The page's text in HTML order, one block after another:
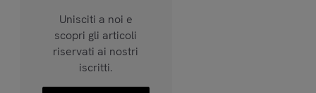
Unisciti a noi e
scopri gli articoli
riservati ai nostri
iscritti.